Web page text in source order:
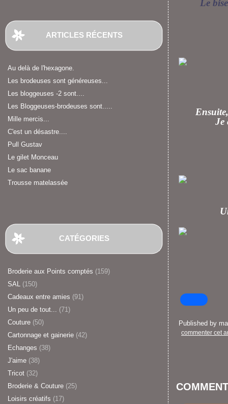
ARTICLES RÉCENTS
Au delà de l'hexagone.
Les brodeuses sont généreuses...
Les bloggeuses -2 sont....
Les Bloggeuses-brodeuses sont.....
Mille mercis...
C'est un désastre....
Pull Gustav
Le gilet Monceau
Le sac banane
Trousse matelassée
CATÉGORIES
Broderie aux Points comptés (159)
SAL (150)
Cadeaux entre amies (91)
Un peu de tout... (71)
Couture (50)
Cartonnage et gainerie (42)
Echanges (38)
J'aime (38)
Tricot (32)
Broderie & Couture (25)
Loisirs créatifs (17)
Le
Je
Published by
commenter cet